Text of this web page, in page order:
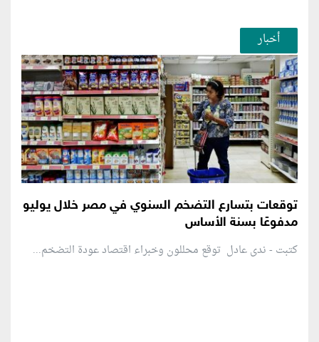
أخبار
توقعات بتسارع التضخم السنوي في مصر خلال يوليو
مدفوعًا بسنة الأساس
كتبت - ندى عادل توقع محللون وخبراء اقتصاد عودة التضخم...